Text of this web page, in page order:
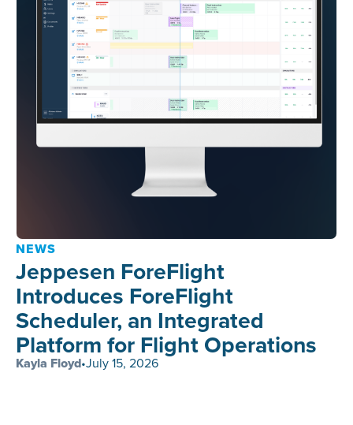
NEWS
Jeppesen ForeFlight
Introduces ForeFlight
Scheduler, an Integrated
Platform for Flight Operations
Kayla Floyd•July 15, 2026